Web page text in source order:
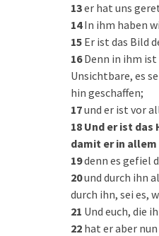
13er hat uns
14In ihm haben
15 Er ist das Bild
16Denn in ihm ist
Unsichtbare, es
hin geschaffen;
17und er ist vor
18 Und er ist das
damit er in
19denn es gefiel
20und durch ihn
durch ihn, sei es,
21 Und euch, die
22 hat er aber